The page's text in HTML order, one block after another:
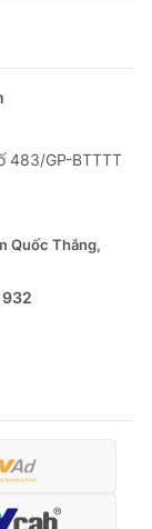
483/GP-BTTTT
Quốc Thắng,